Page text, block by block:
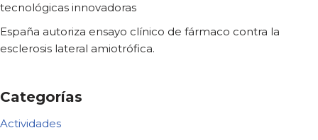
tecnológicas innovadoras
España autoriza ensayo clínico de fármaco contra la
esclerosis lateral amiotrófica.
Categorías
Actividades